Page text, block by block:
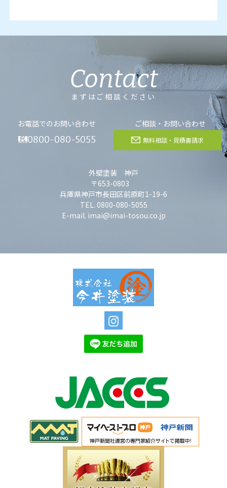
Contact
まずはご相談ください
お電話でのお問い合わせ
0800-080-5055
ご相談・お問い合わせ
無料相談・見積書請求
外壁塗装 神戸
〒653-0803
兵庫県神戸市長田区前原町1-19-6
TEL. 0800-080-5055
E-mail. imai@imai-tosou.co.jp